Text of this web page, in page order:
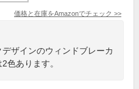
価格と在庫をAmazonでチェック >>
ザインのウィンドブレーカ
色あります。